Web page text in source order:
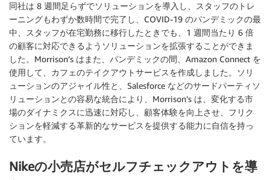
同社は 8 週間足らずでソリューションを導入し、スタッフのトレ
ーニングもわずか数時間で完了し、COVID-19 のパンデミックの最
中、スタッフが在宅勤務に移行したときでも、1 週間当たり 6 倍
の顧客に対応できるようソリューションを拡張することができま
した。Morrison’s はまた、パンデミックの間、Amazon Connect を
使用して、カフェのテイクアウトサービスを作成しました。ソリ
ューションのアジャイル性と、Salesforce などのサードパーティソ
リューションとの容易な統合により、Morrison’s は、変化する市
場のダイナミクスに迅速に対応し、顧客体験を向上させ、フリク
ションを軽減する革新的なサービスを提供する能力に自信を持っ
ています。
Nikeの小売店がセルフチェックアウトを導